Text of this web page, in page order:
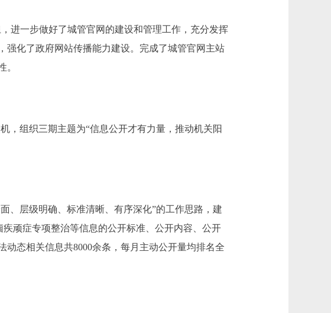
进一步做好了城管官网的建设和管理工作，充分发挥
强化了政府网站传播能力建设。完成了城管官网主站
。
组织三期主题为“信息公开才有力量，推动机关阳
层级明确、标准清晰、有序深化”的工作思路，建
顽症专项整治等信息的公开标准、公开内容、公开
态相关信息共8000余条，每月主动公开量均排名全